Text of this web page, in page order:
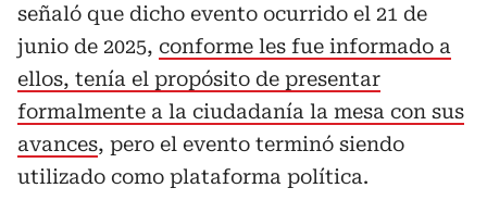
señaló que dicho evento ocurrido el 21 de
junio de 2025, conforme les fue informado a
ellos, tenía el propósito de presentar
formalmente a la ciudadanía la mesa con sus
avances, pero el evento terminó siendo
utilizado como plataforma política.